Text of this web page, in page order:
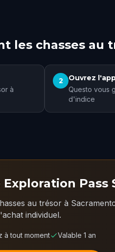
les chasses au
à
2 Ouvrez
Questo vous
d'indice
Pass
au trésor à
individuel.
à tout moment Valable 1 an